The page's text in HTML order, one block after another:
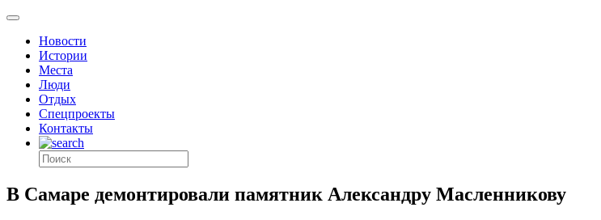
Новости
Истории
Места
Люди
Отдых
Спецпроекты
Контакты
В Самаре демонтировали памятник Александру Масленникову